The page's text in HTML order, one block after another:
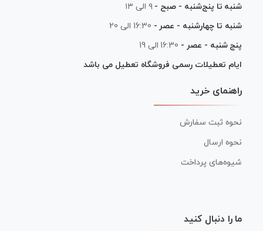
شنبه تا پنج‌شنبه - صبح - ۹ الی ۱۳
شنبه تا چهارشنبه - عصر - 16:30 الی 20
پنج شنبه - عصر - 16:30 الی 19
ایام تعطیلات رسمی فروشگاه تعطیل می باشد
راهنمای خرید
نحوه ثبت سفارش
نحوه ارسال
شیوه‌های پرداخت
ما را دنبال کنید